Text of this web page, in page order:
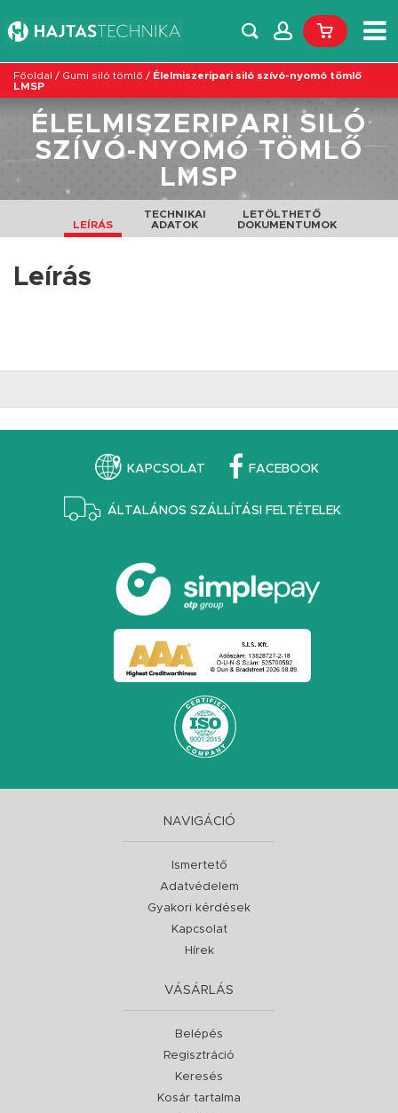
Főoldal / Gumi siló tömlő / Élelmiszeripari siló szívó-nyomó tömlő
LMSP
ÉLELMISZERIPARI SILÓ
SZÍVÓ-NYOMÓ TÖMLŐ
LMSP
LEÍRÁS
TECHNIKAI
ADATOK
LETÖLTHETŐ
DOKUMENTUMOK
Leírás
KAPCSOLAT FACEBOOK
ÁLTALÁNOS SZÁLLÍTÁSI FELTÉTELEK
NAVIGÁCIÓ
Ismertető
Adatvédelem
Gyakori kérdések
Kapcsolat
Hírek
VÁSÁRLÁS
Belépés
Regisztráció
Keresés
Kosár tartalma